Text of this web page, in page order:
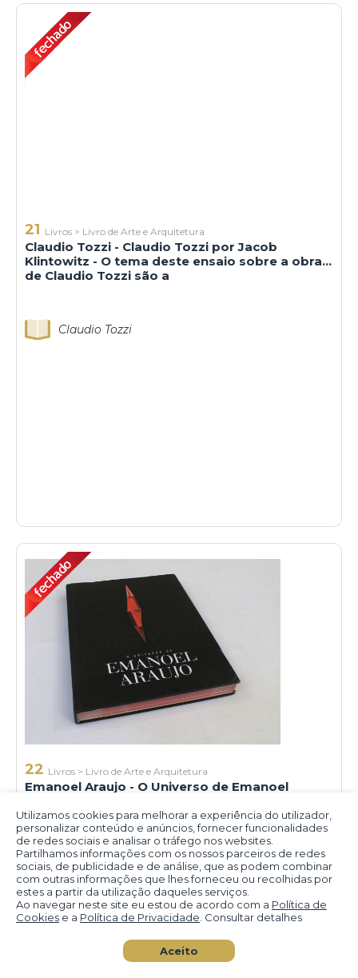
Utilizamos cookies para melhorar a experiência do utilizador,
personalizar conteúdo e anúncios, fornecer funcionalidades
de redes sociais e analisar o tráfego nos websites.
Partilhamos informações com os nossos parceiros de redes
sociais, de publicidade e de análise, que as podem combinar
com outras informações que lhes forneceu ou recolhidas por
estes a partir da utilização daqueles serviços.
Ao navegar neste site eu estou de acordo com a Política de
Cookies e a Política de Privacidade . Consultar detalhes
Aceito
21 Livros > Livro de Arte e Arquitetura
Claudio Tozzi - Claudio Tozzi por Jacob
Klintowitz - O tema deste ensaio sobre a obra
de Claudio Tozzi são a
Claudio Tozzi
22 Livros > Livro de Arte e Arquitetura
Emanoel Araujo - O Universo de Emanoel
327 pgs - ilustrado p/b
Emanoel Alves de Araujo